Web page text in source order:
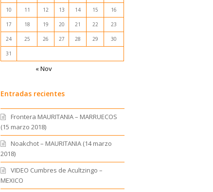
10 11 12 13 14 15 16
17 18 19 20 21 22 23
24 25 26 27 28 29 30
31
« Nov
Entradas recientes
Frontera MAURITANIA – MARRUECOS
(15 marzo 2018)
Noakchot – MAURITANIA (14 marzo
2018)
VIDEO Cumbres de Acultzingo –
MEXICO